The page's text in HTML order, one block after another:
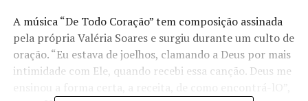
A música “De Todo Coração” tem composição assinada
pela própria Valéria Soares e surgiu durante um culto de
oração. “Eu estava de joelhos, clamando a Deus por mais
intimidade com Ele, quando recebi essa canção. Deus me